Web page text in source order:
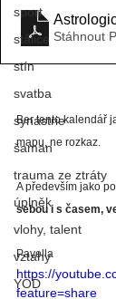
sport
stálice
stín
svatba
synastrie
šaman
trauma ze ztráty
úplněk
vlohy, talent
vztahy
YOD
Stáhnout
Ber tento kalendář
mapu, ne rozkaz.
A především jako
sebou i s časem,
Pavella
https://
feature=share